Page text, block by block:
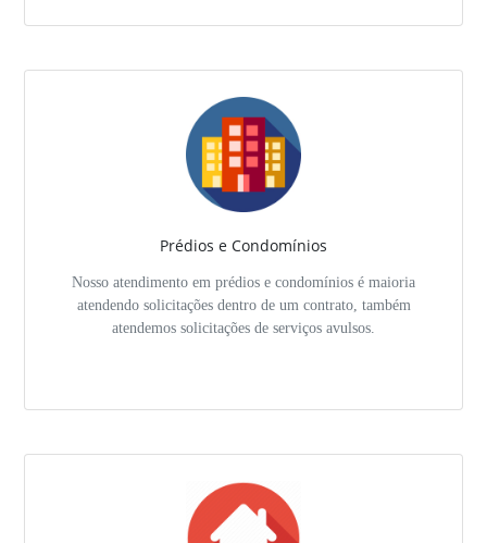
Prédios e Condomínios
Nosso atendimento em prédios e condomínios é maioria
atendendo solicitações dentro de um contrato, também
atendemos solicitações de serviços avulsos.